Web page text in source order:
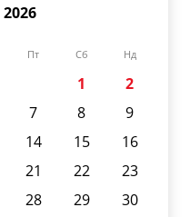
Пт Сб Нд
1
2
7 8
9
14 15
16
21 22
23
28 29
30